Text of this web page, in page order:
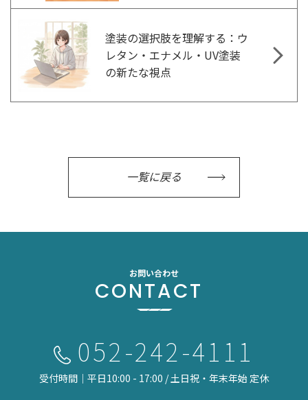
塗装の選択肢を理解する：ウ
レタン・エナメル・UV塗装
の新たな視点
一覧に戻る
お問い合わせ
CONTACT
052-242-4111
受付時間｜平日10:00 - 17:00 / 土日祝・年末年始 定休